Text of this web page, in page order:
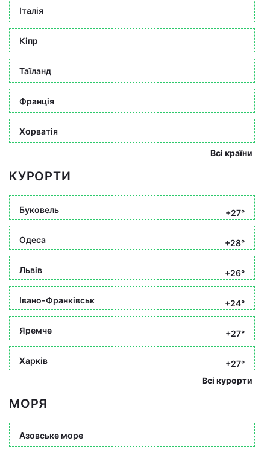
Італія
Кіпр
Таїланд
Франція
Хорватія
Всі країни
КУРОРТИ
Буковель +27°
Одеса +28°
Львів +26°
Івано-Франківськ +24°
Яремче +27°
Харків
+27°
Всі курорти
МОРЯ
Азовське море